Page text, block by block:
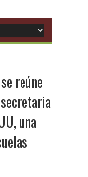
reúne
una